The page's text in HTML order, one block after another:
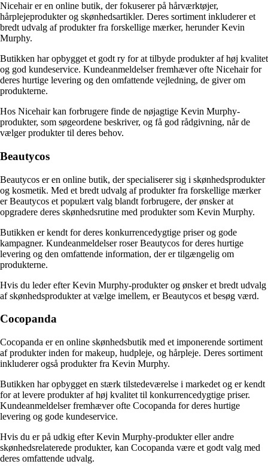
Nicehair er en online butik, der fokuserer på hårværktøjer,
hårplejeprodukter og skønhedsartikler. Deres sortiment inkluderer et
bredt udvalg af produkter fra forskellige mærker, herunder Kevin
Murphy.
Butikken har opbygget et godt ry for at tilbyde produkter af høj kvalitet
og god kundeservice. Kundeanmeldelser fremhæver ofte Nicehair for
deres hurtige levering og den omfattende vejledning, de giver om
produkterne.
Hos Nicehair kan forbrugere finde de nøjagtige Kevin Murphy-
produkter, som søgeordene beskriver, og få god rådgivning, når de
vælger produkter til deres behov.
Beautycos
Beautycos er en online butik, der specialiserer sig i skønhedsprodukter
og kosmetik. Med et bredt udvalg af produkter fra forskellige mærker
er Beautycos et populært valg blandt forbrugere, der ønsker at
opgradere deres skønhedsrutine med produkter som Kevin Murphy.
Butikken er kendt for deres konkurrencedygtige priser og gode
kampagner. Kundeanmeldelser roser Beautycos for deres hurtige
levering og den omfattende information, der er tilgængelig om
produkterne.
Hvis du leder efter Kevin Murphy-produkter og ønsker et bredt udvalg
af skønhedsprodukter at vælge imellem, er Beautycos et besøg værd.
Cocopanda
Cocopanda er en online skønhedsbutik med et imponerende sortiment
af produkter inden for makeup, hudpleje, og hårpleje. Deres sortiment
inkluderer også produkter fra Kevin Murphy.
Butikken har opbygget en stærk tilstedeværelse i markedet og er kendt
for at levere produkter af høj kvalitet til konkurrencedygtige priser.
Kundeanmeldelser fremhæver ofte Cocopanda for deres hurtige
levering og gode kundeservice.
Hvis du er på udkig efter Kevin Murphy-produkter eller andre
skønhedsrelaterede produkter, kan Cocopanda være et godt valg med
deres omfattende udvalg.